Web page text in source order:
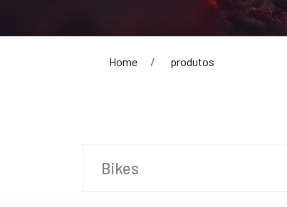
Home produtos
Bikes